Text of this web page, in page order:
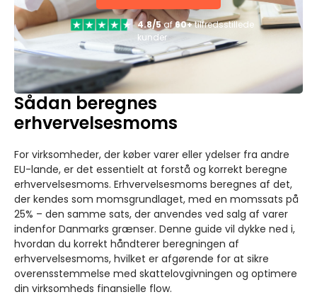
4.8/5af60+tilfredsstillede
kunder
Sådan beregnes
erhvervelsesmoms
For virksomheder, der køber varer eller ydelser fra andre
EU-lande, er det essentielt at forstå og korrekt beregne
erhvervelsesmoms. Erhvervelsesmoms beregnes af det,
der kendes som momsgrundlaget, med en momssats på
25% – den samme sats, der anvendes ved salg af varer
indenfor Danmarks grænser. Denne guide vil dykke ned i,
hvordan du korrekt håndterer beregningen af
erhvervelsesmoms, hvilket er afgørende for at sikre
overensstemmelse med skattelovgivningen og optimere
din virksomheds finansielle flow.